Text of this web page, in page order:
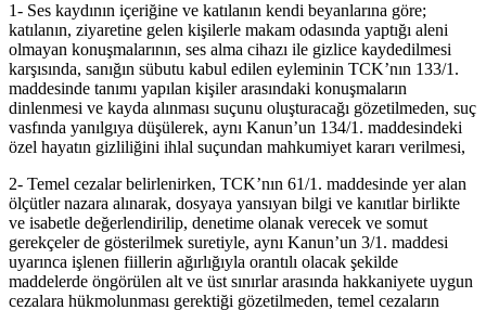
1- Ses kaydının içeriğine ve katılanın kendi beyanlarına göre;
katılanın, ziyaretine gelen kişilerle makam odasında yaptığı aleni
olmayan konuşmalarının, ses alma cihazı ile gizlice kaydedilmesi
karşısında, sanığın sübutu kabul edilen eyleminin TCK’nın 133/1.
maddesinde tanımı yapılan kişiler arasındaki konuşmaların
dinlenmesi ve kayda alınması suçunu oluşturacağı gözetilmeden, suç
vasfında yanılgıya düşülerek, aynı Kanun’un 134/1. maddesindeki
özel hayatın gizliliğini ihlal suçundan mahkumiyet kararı verilmesi,
2- Temel cezalar belirlenirken, TCK’nın 61/1. maddesinde yer alan
ölçütler nazara alınarak, dosyaya yansıyan bilgi ve kanıtlar birlikte
ve isabetle değerlendirilip, denetime olanak verecek ve somut
gerekçeler de gösterilmek suretiyle, aynı Kanun’un 3/1. maddesi
uyarınca işlenen fiillerin ağırlığıyla orantılı olacak şekilde
maddelerde öngörülen alt ve üst sınırlar arasında hakkaniyete uygun
cezalara hükmolunması gerektiği gözetilmeden, temel cezaların